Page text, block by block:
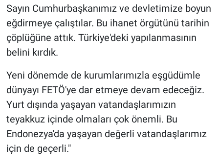
Sayın Cumhurbaşkanımız ve devletimize boyun
eğdirmeye çalıştılar. Bu ihanet örgütünü tarihin
çöplüğüne attık. Türkiye'deki yapılanmasının
belini kırdık.
Yeni dönemde de kurumlarımızla eşgüdümle
dünyayı FETÖ'ye dar etmeye devam edeceğiz.
Yurt dışında yaşayan vatandaşlarımızın
teyakkuz içinde olmaları çok önemli. Bu
Endonezya'da yaşayan değerli vatandaşlarımız
için de geçerli."